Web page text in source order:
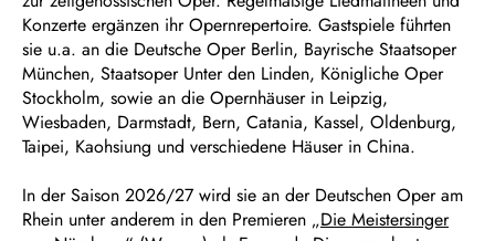
Konzerte ergänzen ihr Opernrepertoire. Gastspiele führten
sie u.a. an die Deutsche Oper Berlin, Bayrische Staatsoper
München, Staatsoper Unter den Linden, Königliche Oper
Stockholm, sowie an die Opernhäuser in Leipzig,
Wiesbaden, Darmstadt, Bern, Catania, Kassel, Oldenburg,
Taipei, Kaohsiung und verschiedene Häuser in China.
In der Saison 2026/27 wird sie an der Deutschen Oper am
Rhein unter anderem in den Premieren „Die Meistersinger